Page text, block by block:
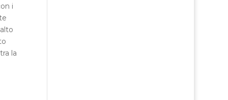
i
la